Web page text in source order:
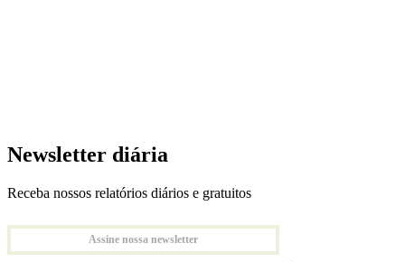
Newsletter diária
Receba nossos relatórios diários e gratuitos
Assine nossa newsletter